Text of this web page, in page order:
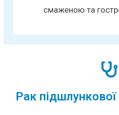
смаженою та
Рак